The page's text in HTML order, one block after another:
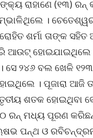
ରାହାଣେ (୧୩)
।
ଶର୍ମା ତାଙ୍କ
ଆଉଟ୍
ସେ ୨୪୬ ବଲ ଖେଳି
। ପୂଜାରା ଆଜି
ଶତକ ହୋଇଥିବା
ରନ୍ ମଧ୍ୟ ପୂରଣ
ପନ୍ଥ ଓ